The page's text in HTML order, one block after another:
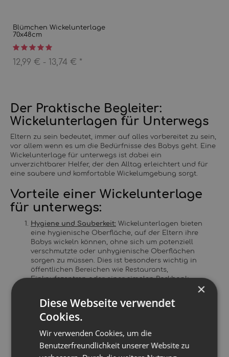
Blümchen Wickelunterlage
70x48cm
12,99 € - 13,74 € *
Der Praktische Begleiter:
Wickelunterlagen für Unterwegs
Eltern zu sein bedeutet, immer auf alles vorbereitet zu sein,
vor allem wenn es um die Bedürfnisse des Babys geht. Eine
Wickelunterlage für unterwegs ist dabei ein
unverzichtbarer Helfer, der den Alltag erleichtert und für
eine saubere und komfortable Wickelumgebung sorgt.
Vorteile einer Wickelunterlage
für unterwegs:
Hygiene und Sauberkeit: Wickelunterlagen bieten
eine hygienische Oberfläche, auf der Eltern ihre
Babys wickeln können, ohne sich um potenziell
verschmutzte oder unhygienische Oberflächen
sorgen zu müssen. Dies ist besonders wichtig in
öffentlichen Bereichen wie Restaurants,
Einkaufszentren oder einer simplen Parkbank.
Wasserdichte Eigenschaften:
Die meisten
Wickelunterlagen sind wasserdicht, was bedeutet,
dass sie vor Auslaufen von Flüssigkeiten schützen
so steht eine Nutzung auf der noch feuchten Wiese
nichts im Wege, wenn es mal schnell gehen muss.
×
Diese Webseite verwendet
Cookies.
Wir verwenden Cookies, um die
Benutzerfreundlichkeit unserer Website zu